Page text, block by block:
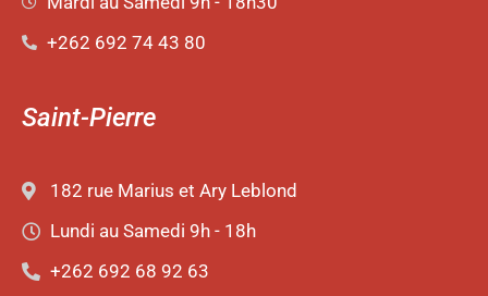
+262 692 74 43 80
Saint-Pierre
182 rue Marius et Ary Leblond
Lundi au Samedi 9h - 18h
+262 692 68 92 63